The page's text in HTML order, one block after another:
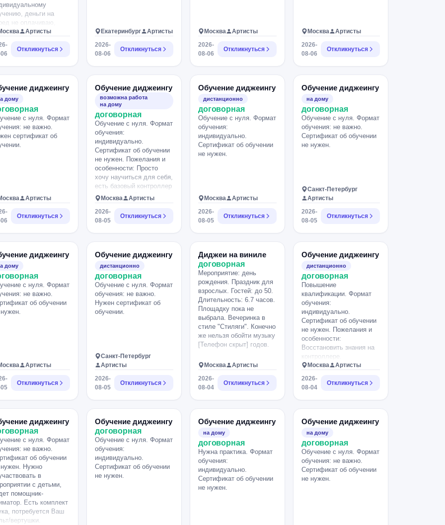
деньги на
не оплачиваю,
за занятие, базово
умею.
Артисты
Откликнуться
Екатеринбург
Артисты
2026-
08-06
Откликнуться
Москва
Артисты
2026-
08-06
Откликнуться
Москва
Артисты
2026-
08-06
Откликнуться
диджеингу
дому
с нуля. Формат
не важно.
сертификат об
Артисты
Откликнуться
Обучение диджеингу
возможна работа
на дому
договорная
Обучение с нуля. Формат
обучения:
индивидуально.
Сертификат об обучении
не нужен. Пожелания и
особенности: Просто
хочу научиться для себя,
есть базовый контроллер
четырехсотый пионер.
Москва
Артисты
2026-
08-05
Откликнуться
Обучение диджеингу
дистанционно
договорная
Обучение с нуля. Формат
обучения:
индивидуально.
Сертификат об обучении
не нужен.
Москва
Артисты
2026-
08-05
Откликнуться
Обучение диджеингу
на дому
договорная
Обучение с нуля. Формат
обучения: не важно.
Сертификат об обучении
не нужен.
Санкт-Петербург
Артисты
2026-
08-05
Откликнуться
диджеингу
дому
с нуля. Формат
не важно.
об обучении
Артисты
Откликнуться
Обучение диджеингу
дистанционно
договорная
Обучение с нуля. Формат
обучения: не важно.
Нужен сертификат об
обучении.
Санкт-Петербург
Артисты
2026-
08-05
Откликнуться
Диджеи на виниле
договорная
Мероприятие: день
рождения. Праздник для
взрослых. Гостей: до 50.
Длительность: 6.7 часов.
Площадку пока не
выбрала. Вечеринка в
стиле "Стиляги". Конечно
же нельзя обойти музыку
[Телефон скрыт] годов.
Москва
Артисты
2026-
08-04
Откликнуться
Обучение диджеингу
дистанционно
договорная
Повышение
квалификации. Формат
обучения:
индивидуально.
Сертификат об обучении
не нужен. Пожелания и
особенности:
Восстановить знания на
контроллере.
Москва
Артисты
2026-
08-04
Откликнуться
диджеингу
с нуля. Формат
не важно.
об обучении
нужен. Нужно
в
с детьми,
помощник-
Есть комплект
потребуется Ваш
вертушки.
Обучение диджеингу
договорная
Обучение с нуля. Формат
обучения:
индивидуально.
Сертификат об обучении
не нужен.
Обучение диджеингу
на дому
договорная
Нужна практика. Формат
обучения:
индивидуально.
Сертификат об обучении
не нужен.
Обучение диджеингу
на дому
договорная
Обучение с нуля. Формат
обучения: не важно.
Сертификат об обучении
не нужен.